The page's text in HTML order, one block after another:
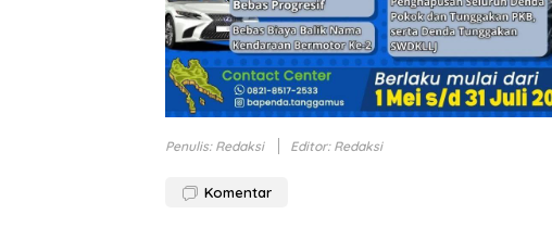
Penulis: Redaksi Editor: Redaksi
Komentar